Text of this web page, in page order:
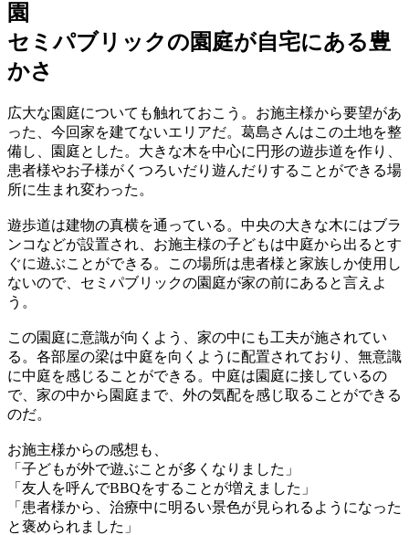
園
セミパブリックの園庭が自宅にある豊
かさ
広大な園庭についても触れておこう。お施主様から要望があ
った、今回家を建てないエリアだ。葛島さんはこの土地を整
備し、園庭とした。大きな木を中心に円形の遊歩道を作り、
患者様やお子様がくつろいだり遊んだりすることができる場
所に生まれ変わった。
遊歩道は建物の真横を通っている。中央の大きな木にはブラ
ンコなどが設置され、お施主様の子どもは中庭から出るとす
ぐに遊ぶことができる。この場所は患者様と家族しか使用し
ないので、セミパブリックの園庭が家の前にあると言えよ
う。
この園庭に意識が向くよう、家の中にも工夫が施されてい
る。各部屋の梁は中庭を向くように配置されており、無意識
に中庭を感じることができる。中庭は園庭に接しているの
で、家の中から園庭まで、外の気配を感じ取ることができる
のだ。
お施主様からの感想も、
「子どもが外で遊ぶことが多くなりました」
「友人を呼んでBBQをすることが増えました」
「患者様から、治療中に明るい景色が見られるようになった
と褒められました」